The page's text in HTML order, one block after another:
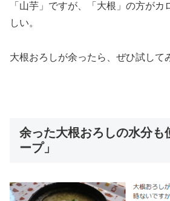
「山芋」ですが、「大根」の方が
しい。
大根おろしが余ったら、ぜひ試して
余った大根おろしの水分も
ープ」